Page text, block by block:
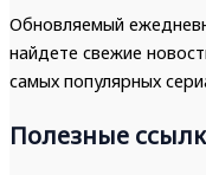
Обновляемый
найдете свежие
самых популярных
Полезные